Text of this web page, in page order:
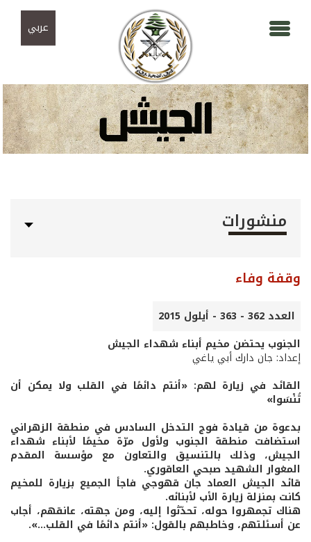
عربي
منشورات
وقفة وفاء
العدد 362 - 363 - أيلول 2015
الجنوب يحتضن مخيم أبناء شهداء الجيش
إعداد: جان دارك أبي ياغي
القائد في زيارة لهم: «أنتم دائمًا في القلب ولا يمكن أن
تُنْسَوا»
بدعوة من قيادة فوج التدخل السادس في منطقة الزهراني
استضافت منطقة الجنوب ولأول مرّة مخيمًا لأبناء شهداء
الجيش، وذلك بالتنسيق والتعاون مع مؤسسة المقدم
المغوار الشهيد صبحي العاقوري.
قائد الجيش العماد جان قهوجي فاجأ الجميع بزيارة للمخيم
كانت بمنزلة زيارة الأب لأبنائه.
هناك تجمهروا حوله، تحدّثوا إليه، ومن جهته، عانقهم، أجاب
عن أسئلتهم، وخاطبهم بالقول: «أنتم دائمًا في القلب...».